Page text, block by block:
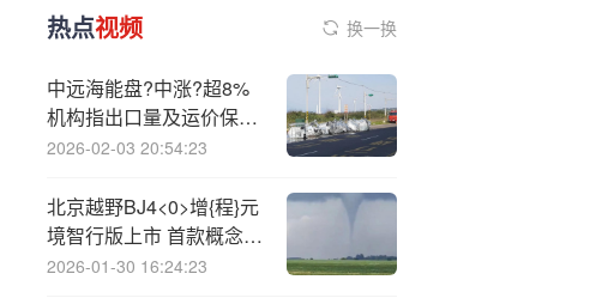
热点视频 换一换
中远海能盘?中涨?超8%
机构指出口量及运价保持
偏低水平
2026-02-03 20:54:23
北京越野BJ4<0>增{程}元
境智行版上市 首款概念越
野车与全新标志将亮相广
2026-01-30 16:24:23